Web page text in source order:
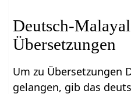
Deutsch-
Übersetzungen
Um zu Übersetzungen
gelangen, gib das